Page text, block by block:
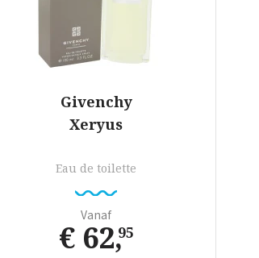
Givenchy
Xeryus
Eau de toilette
Vanaf
€ 62,95